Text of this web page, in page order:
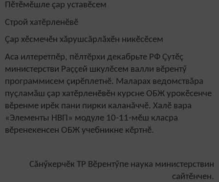
Пӗтӗмӗшле çар уставӗсем
Строй хатӗрленӗвӗ
Çар хӗсмечӗн хăрушсăрлăхӗн никӗсӗсем
Аса илтеретпӗр, пӗлтӗрхи декабрьте РФ Çутӗç
министерстви Раççей шкулӗсем валли вӗрентӳ
программисем çирӗплетнӗ. Маларах ведомствăра
пуçламăш çар хатӗрленӗвӗн курсне ОБЖ урокӗсенче
вӗренме ирӗк пани пирки каланăччӗ. Халӗ вара
«Элементы НВП» модуле 10-11-мӗш класра
вӗренекенсен ОБЖ учебникне кӗртнӗ.
Сăнӳкерчӗк ТР Вӗрентӳпе наука министерствин
сайтӗнчен.